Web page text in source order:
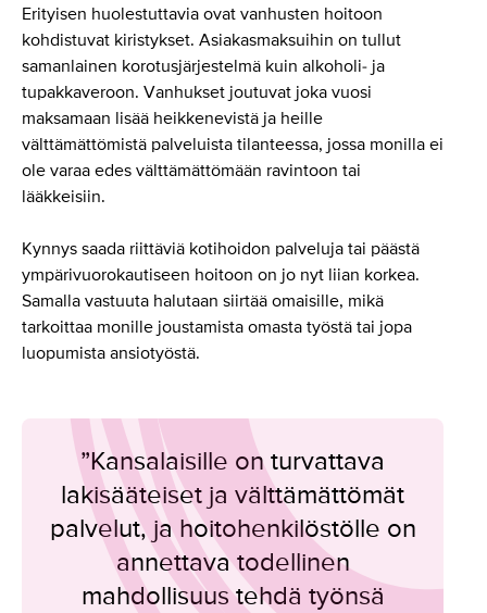
Erityisen huolestuttavia ovat vanhusten hoitoon
kohdistuvat kiristykset. Asiakasmaksuihin on tullut
samanlainen korotusjärjestelmä kuin alkoholi- ja
tupakkaveroon. Vanhukset joutuvat joka vuosi
maksamaan lisää heikkenevistä ja heille
välttämättömistä palveluista tilanteessa, jossa monilla ei
ole varaa edes välttämättömään ravintoon tai
lääkkeisiin.
Kynnys saada riittäviä kotihoidon palveluja tai päästä
ympärivuorokautiseen hoitoon on jo nyt liian korkea.
Samalla vastuuta halutaan siirtää omaisille, mikä
tarkoittaa monille joustamista omasta työstä tai jopa
luopumista ansiotyöstä.
”Kansalaisille on turvattava
lakisääteiset ja välttämättömät
palvelut, ja hoitohenkilöstölle on
annettava todellinen
mahdollisuus tehdä työnsä